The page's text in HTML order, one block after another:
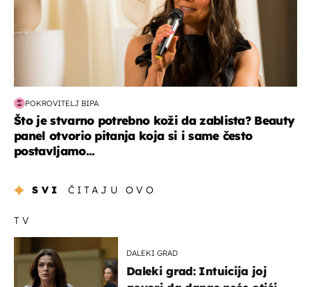
POKROVITELJ BIPA
Što je stvarno potrebno koži da zablista? Beauty
panel otvorio pitanja koja si i same često
postavljamo...
SVI ČITAJU OVO
TV
DALEKI GRAD
Daleki grad: Intuicija joj